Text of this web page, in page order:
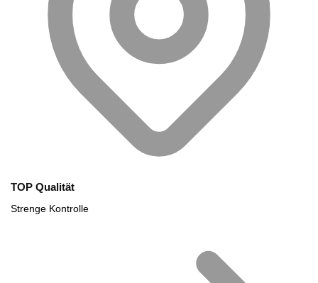
TOP Qualität
Strenge Kontrolle